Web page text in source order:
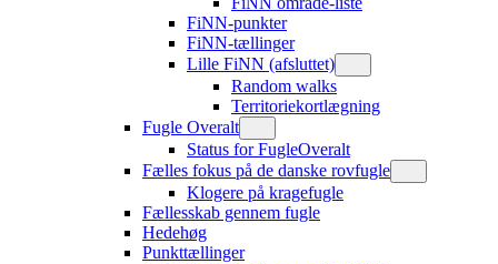
FiNN-punkter
FiNN-tællinger
Lille FiNN (afsluttet)
Random walks
Territoriekortlægning
Fugle Overalt
Status for FugleOveralt
Fælles fokus på de danske rovfugle
Klogere på kragefugle
Fællesskab gennem fugle
Hedehøg
Punkttællinger